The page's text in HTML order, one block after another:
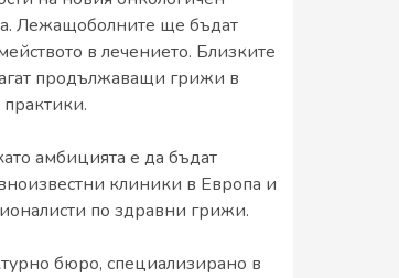
Лежащоболните ще бъдат
в лечението. Близките
продължаващи грижи в
амбицията е да бъдат
клиники в Европа и
по здравни грижи.
бюро, специализирано в